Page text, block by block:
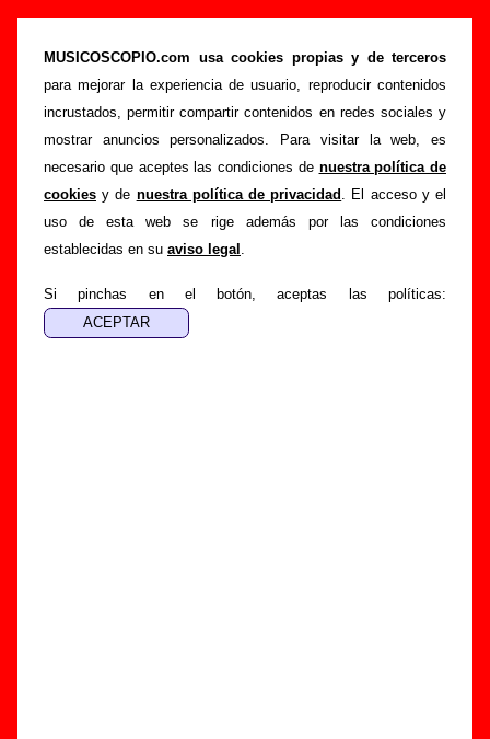
MUSICOSCOPIO.com usa cookies propias y de terceros
para mejorar la experiencia de usuario, reproducir contenidos
incrustados, permitir compartir contenidos en redes sociales y
mostrar anuncios personalizados. Para visitar la web, es
necesario que aceptes las condiciones de nuestra política de
cookies y de nuestra política de privacidad . El acceso y el
uso de esta web se rige además por las condiciones
establecidas en su aviso legal .
Si pinchas en el botón, aceptas las políticas:
“Sospechas” (Single de vinilo de 7’’, 1988) -
Alaska y Dinarama
Portada >Alaska y Dinarama > Discografía >Sospechas
Esta página pretende recopilar todo tipo de información
sobre eldisco “Sospechas”, interpretado porAlaska y
Dinarama. Además del listado de canciones incluidas en el
disco, también se mostrarán en esta página otros tipos de
información a medida que estén disponibles: los datos
de las canciones (productor, músicos, colaboradores y
responsables de la grabación, las mezclas y la